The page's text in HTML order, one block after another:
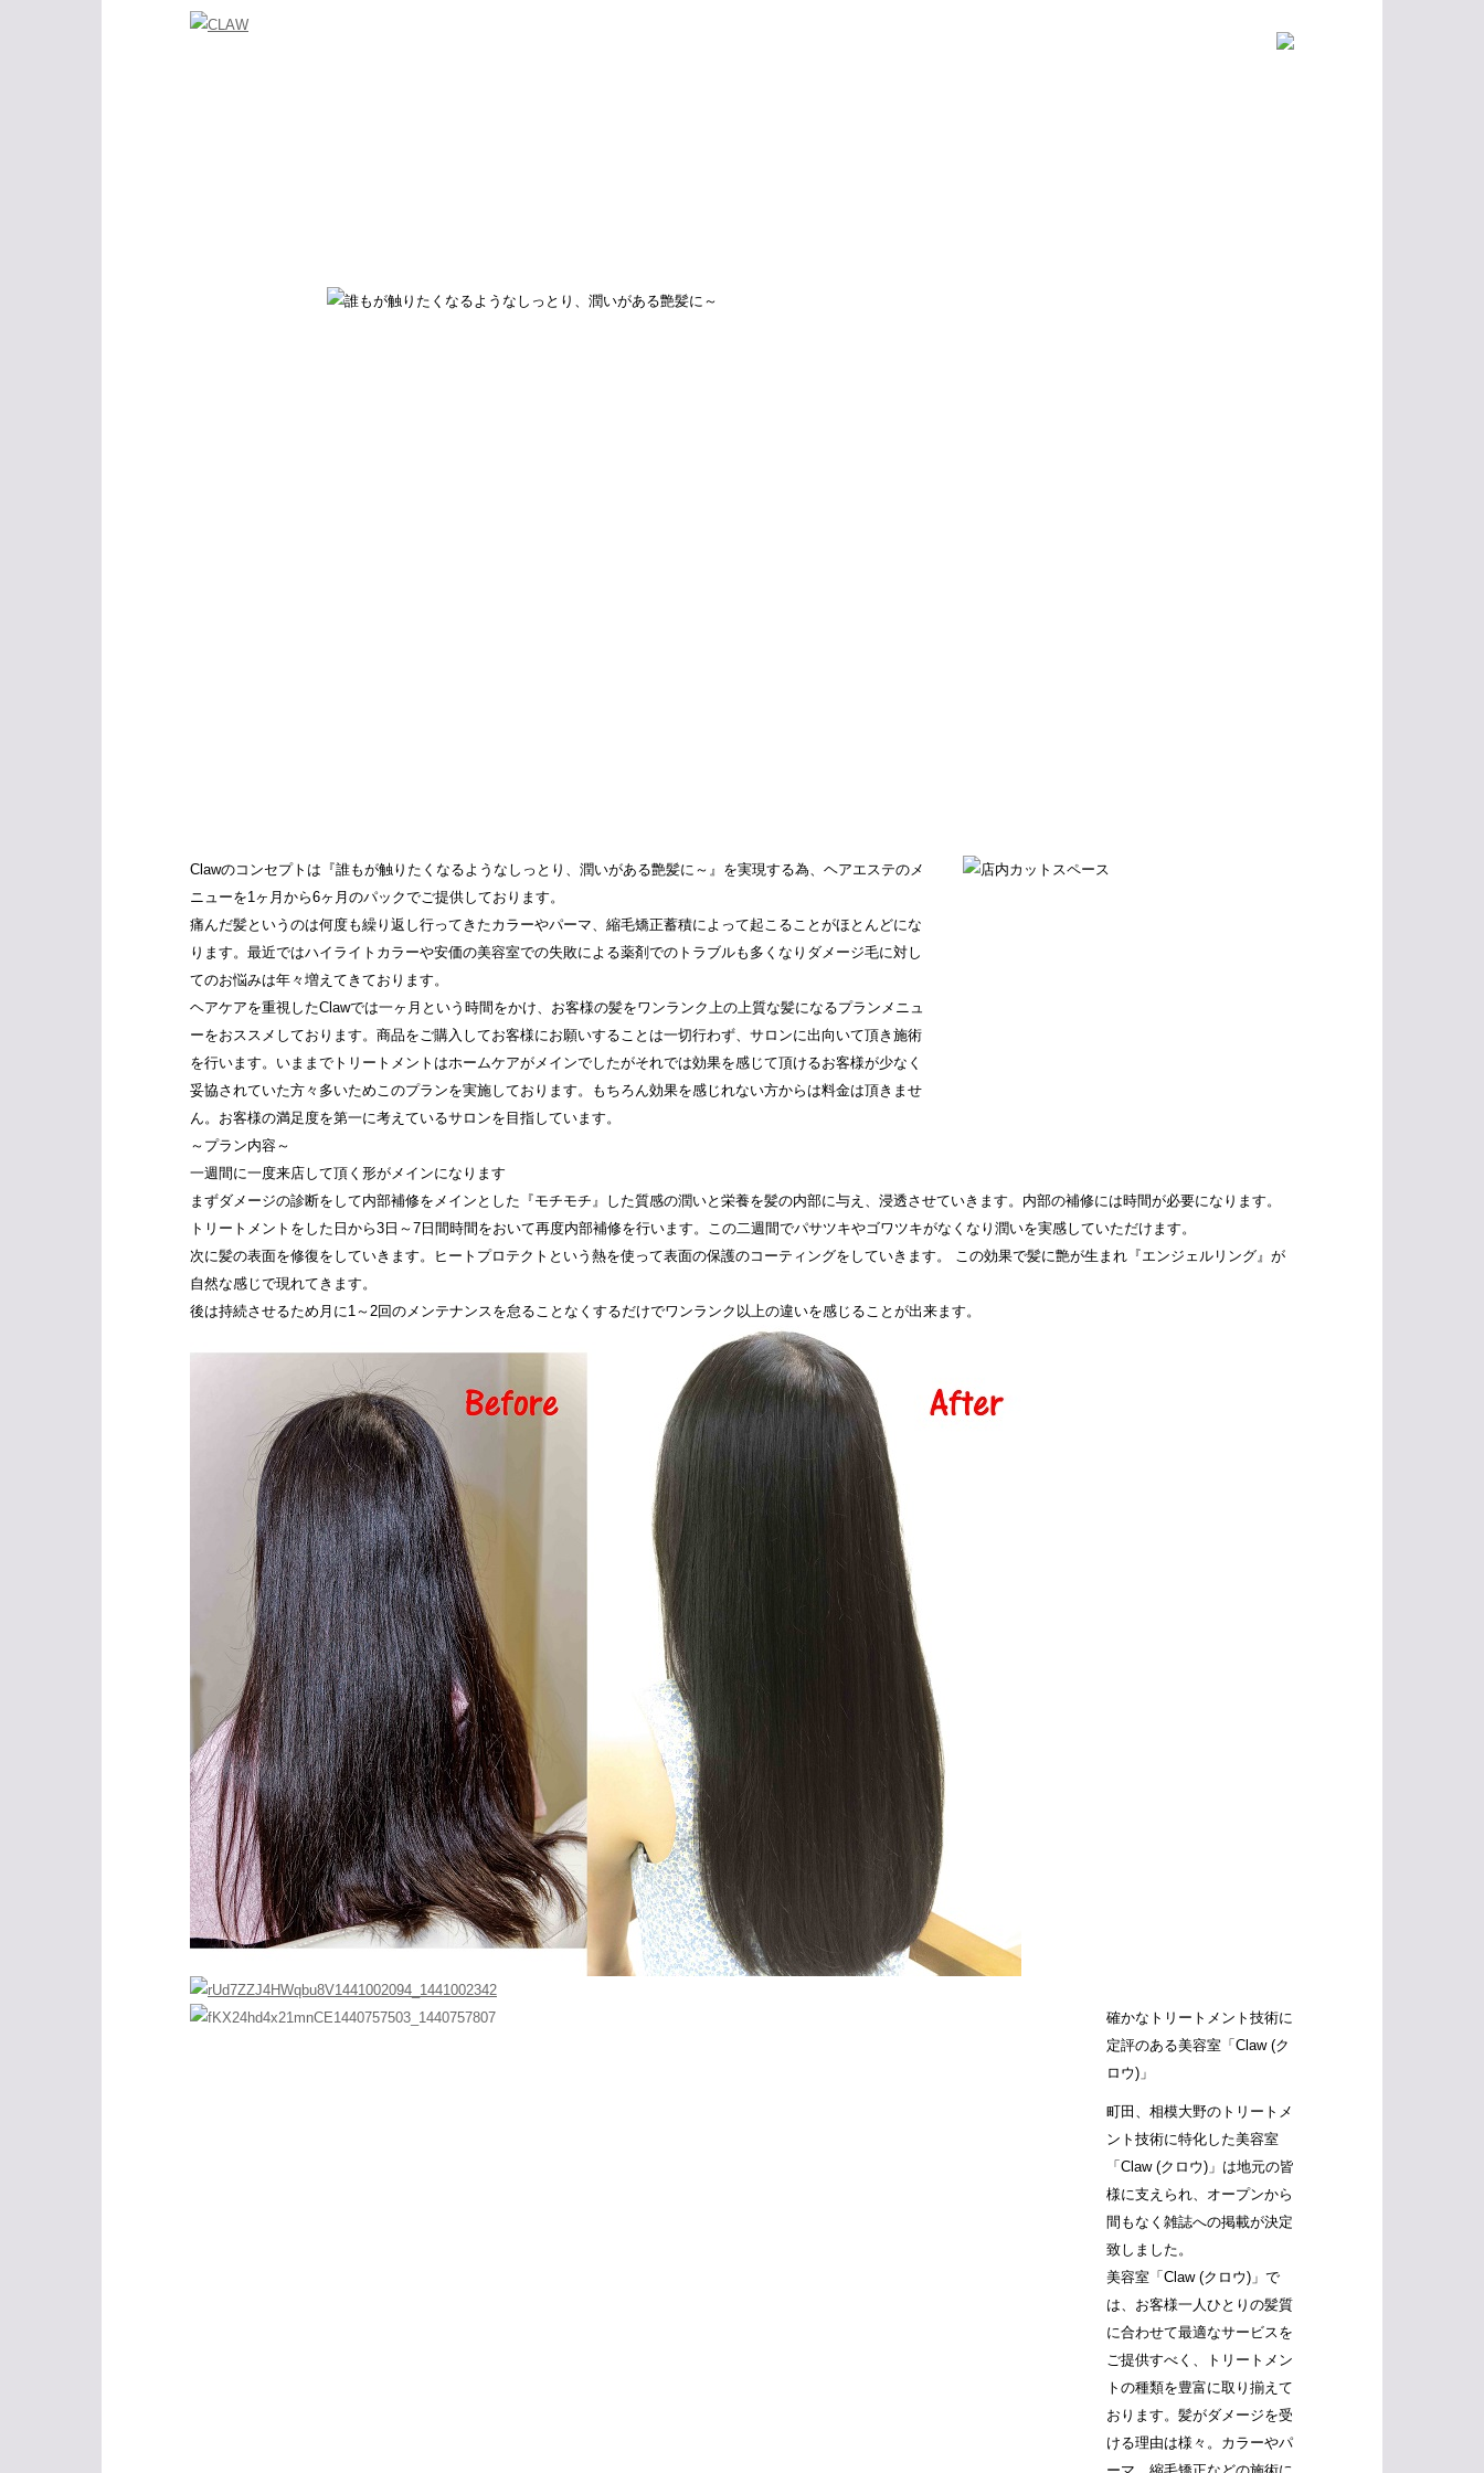
Clawのコンセプトは『誰もが触りたくなるようなしっとり、潤いがある艶髪に～』を実現する為、ヘアエステのメ
ニューを1ヶ月から6ヶ月のパックでご提供しております。
痛んだ髪というのは何度も繰り返し行ってきたカラーやパーマ、縮毛矯正蓄積によって起こることがほとんどにな
ります。最近ではハイライトカラーや安価の美容室での失敗による薬剤でのトラブルも多くなりダメージ毛に対し
てのお悩みは年々増えてきております。
ヘアケアを重視したClawでは一ヶ月という時間をかけ、お客様の髪をワンランク上の上質な髪になるプランメニュ
ーをおススメしております。商品をご購入してお客様にお願いすることは一切行わず、サロンに出向いて頂き施術
を行います。いままでトリートメントはホームケアがメインでしたがそれでは効果を感じて頂けるお客様が少なく
妥協されていた方々多いためこのプランを実施しております。もちろん効果を感じれない方からは料金は頂きませ
ん。お客様の満足度を第一に考えているサロンを目指しています。
～プラン内容～
一週間に一度来店して頂く形がメインになります
まずダメージの診断をして内部補修をメインとした『モチモチ』した質感の潤いと栄養を髪の内部に与え、浸透させていきます。内部の補修には時間が必要になります。
トリートメントをした日から3日～7日間時間をおいて再度内部補修を行います。この二週間でパサツキやゴワツキがなくなり潤いを実感していただけます。
次に髪の表面を修復をしていきます。ヒートプロテクトという熱を使って表面の保護のコーティングをしていきます。 この効果で髪に艶が生まれ『エンジェルリング』が
自然な感じで現れてきます。
後は持続させるため月に1～2回のメンテナンスを怠ることなくするだけでワンランク以上の違いを感じることが出来ます。
確かなトリートメント技術に
定評のある美容室「Claw (ク
ロウ)」
町田、相模大野のトリートメ
ント技術に特化した美容室
「Claw (クロウ)」は地元の皆
様に支えられ、オープンから
間もなく雑誌への掲載が決定
致しました。
美容室「Claw (クロウ)」で
は、お客様一人ひとりの髪質
に合わせて最適なサービスを
ご提供すべく、トリートメン
トの種類を豊富に取り揃えて
おります。髪がダメージを受
ける理由は様々。カラーやパ